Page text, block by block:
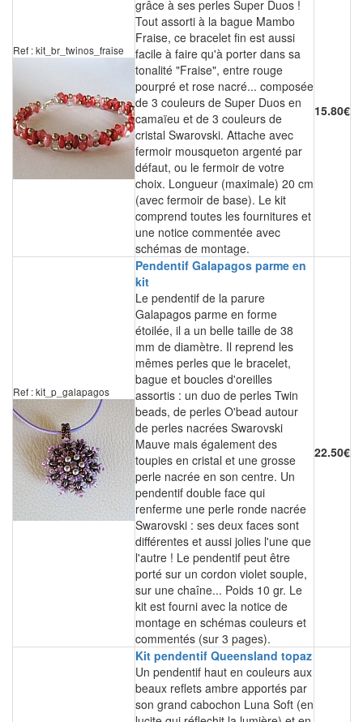
Ref : kit_br_twinos_fraise
grâce à ses perles Super Duos !
Tout assorti à la bague Mambo
Fraise, ce bracelet fin est aussi
facile à faire qu'à porter dans sa
tonalité "Fraise", entre rouge
pourpré et rose nacré... composée
de 3 couleurs de Super Duos en
camaïeu et de 3 couleurs de
cristal Swarovski. Attache avec
fermoir mousqueton argenté par
défaut, ou le fermoir de votre
choix. Longueur (maximale) 20 cm
(avec fermoir de base). Le kit
comprend toutes les fournitures et
une notice commentée avec
schémas de montage.
15.80€
Ref : kit_p_galapagos
Pendentif Galapagos parme en
kit
Le pendentif de la parure
Galapagos parme en forme
étoilée, il a un belle taille de 38
mm de diamètre. Il reprend les
mêmes perles que le bracelet,
bague et boucles d'oreilles
assortis : un duo de perles Twin
beads, de perles O'bead autour
de perles nacrées Swarovski
Mauve mais également des
toupies en cristal et une grosse
perle nacrée en son centre. Un
pendentif double face qui
renferme une perle ronde nacrée
Swarovski : ses deux faces sont
différentes et aussi jolies l'une que
l'autre ! Le pendentif peut être
porté sur un cordon violet souple,
sur une chaîne... Poids 10 gr. Le
kit est fourni avec la notice de
montage en schémas couleurs et
commentés (sur 3 pages).
22.50€
Kit pendentif Queensland topaz
Un pendentif haut en couleurs aux
beaux reflets ambre apportés par
son grand cabochon Luna Soft (en